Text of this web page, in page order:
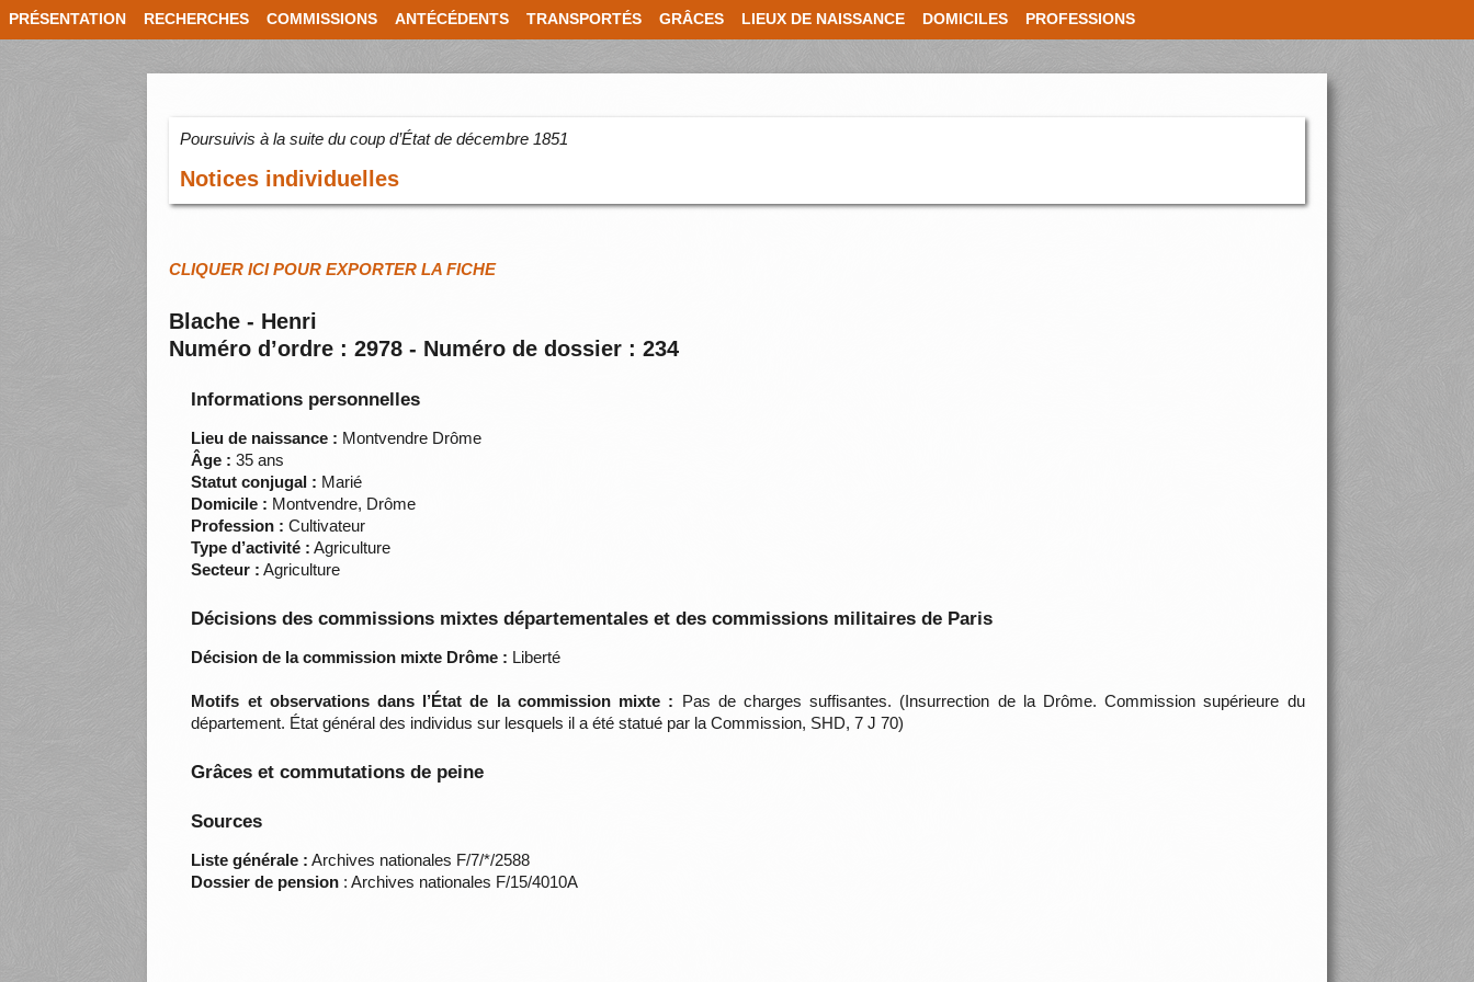
PRÉSENTATION RECHERCHES COMMISSIONS ANTÉCÉDENTS TRANSPORTÉS GRÂCES LIEUX DE NAISSANCE DOMICILES PROFESSIONS
Poursuivis à la suite du coup d’État de décembre 1851
Notices individuelles
CLIQUER ICI POUR EXPORTER LA FICHE
Blache - Henri
Numéro d’ordre : 2978 - Numéro de dossier : 234
Informations personnelles
Lieu de naissance : Montvendre Drôme
Âge : 35 ans
Statut conjugal : Marié
Domicile : Montvendre, Drôme
Profession : Cultivateur
Type d’activité : Agriculture
Secteur : Agriculture
Décisions des commissions mixtes départementales et des commissions militaires de Paris
Décision de la commission mixte Drôme : Liberté
Motifs et observations dans l’État de la commission mixte : Pas de charges suffisantes. (Insurrection de la Drôme. Commission supérieure du
département. État général des individus sur lesquels il a été statué par la Commission, SHD, 7 J 70)
Grâces et commutations de peine
Sources
Liste générale : Archives nationales F/7/*/2588
Dossier de pension : Archives nationales F/15/4010A